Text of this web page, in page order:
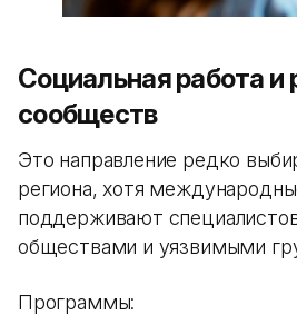
Социальная работа и
сообществ
Это направление редко
региона, хотя
поддерживают
обществами и уязвимыми
Программы: